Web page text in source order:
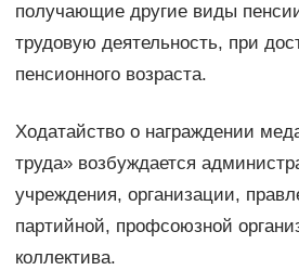
получающие другие виды
трудовую деятельность, при
пенсионного возраста.
Ходатайство о награждении
труда» воз­буждается
учреждения, органи­зации,
партийной, профсоюзной
коллектива.